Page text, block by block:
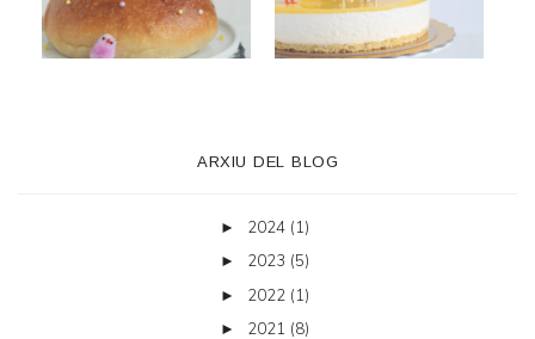
ARXIU DEL BLOG
► 2024 (1)
► 2023 (5)
► 2022 (1)
► 2021 (8)